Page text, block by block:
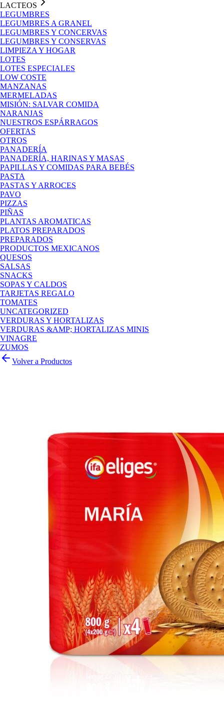
LACTEOS
LEGUMBRES
LEGUMBRES A GRANEL
LEGUMBRES Y CONCERVAS
LEGUMBRES Y CONSERVAS
LIMPIEZA Y HOGAR
LOTES
LOTES ESPECIALES
LOW COSTE
MANZANAS
MERMELADAS
MISIÓN: SALVAR COMIDA
NARANJAS
NUESTROS ESPÁRRAGOS
OFERTAS
OTROS
PANADERÍA
PANADERÍA, HARINAS Y MASAS
PAPILLAS Y COMIDAS PARA BEBÉS
PASTA
PASTAS Y ARROCES
PAVO
PIZZAS
PIÑAS
PLANTAS AROMATICAS
PLATOS PREPARADOS
PREPARADOS
PRODUCTOS MEXICANOS
QUESOS
SALSAS
SNACKS
SOPAS Y CALDOS
TARJETAS REGALO
TOMATES
UNCATEGORIZED
VERDURAS Y HORTALIZAS
VERDURAS &AMP; HORTALIZAS MINIS
VINAGRE
ZUMOS
Volver a Productos